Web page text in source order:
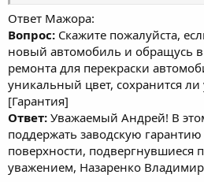
Ответ Мажора:
Вопрос: Скажите пожалуйста,
новый автомобиль и обращусь
ремонта для перекраски
уникальный цвет, сохранится ли
[Гарантия]
Ответ: Уважаемый Андрей! В
поддержать заводскую
поверхности, подвергнувшиеся
уважением, Назаренко